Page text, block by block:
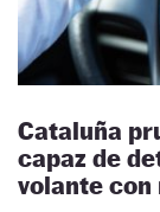
Cataluña
capaz de
volante